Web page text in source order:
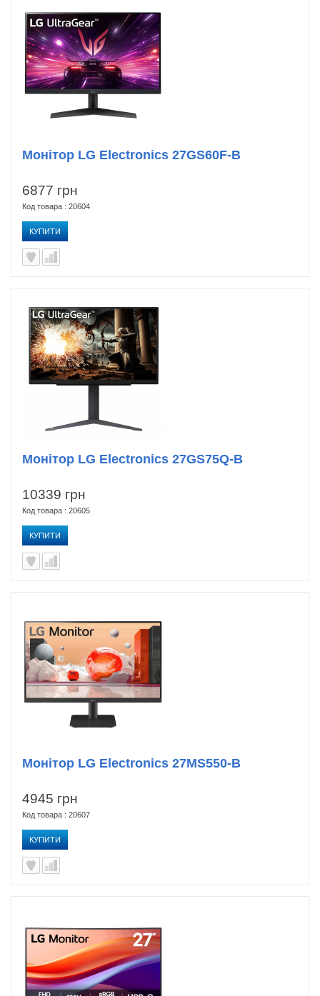
6877 грн
Код товара : 20604
КУПИТИ
Монітор LG Electronics 27GS60F-B
10339 грн
Код товара : 20605
КУПИТИ
Монітор LG Electronics 27GS75Q-B
4945 грн
Код товара : 20607
КУПИТИ
Монітор LG Electronics 27MS550-B